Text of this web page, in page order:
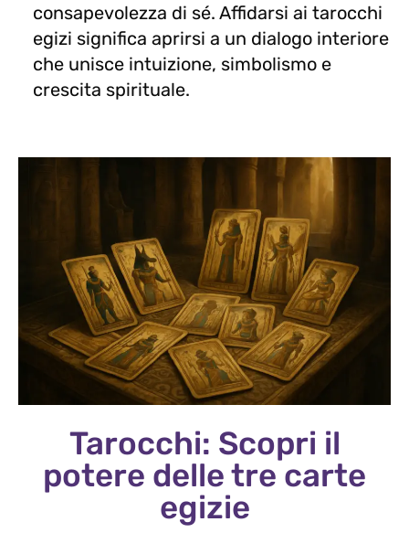
consapevolezza di sé. Affidarsi ai tarocchi
egizi significa aprirsi a un dialogo interiore
che unisce intuizione, simbolismo e
crescita spirituale.
Tarocchi: Scopri il
potere delle tre carte
egizie